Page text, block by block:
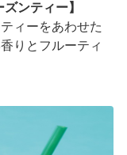
ンティー】
ィーをあわせた
りとフルーティ